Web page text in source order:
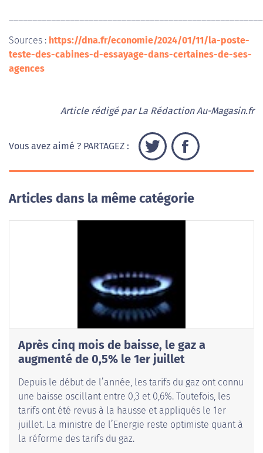
Sources : https://dna.fr/economie/2024/01/11/la-poste-
teste-des-cabines-d-essayage-dans-certaines-de-ses-
agences
Article rédigé par La Rédaction Au-Magasin.fr
Vous avez aimé ? PARTAGEZ :
Articles dans la même catégorie
Après cinq mois de baisse, le gaz a
augmenté de 0,5% le 1er juillet
Depuis le début de l’année, les tarifs du gaz ont connu
une baisse oscillant entre 0,3 et 0,6%. Toutefois, les
tarifs ont été revus à la hausse et appliqués le 1er
juillet. La ministre de l’Energie reste optimiste quant à
la réforme des tarifs du gaz.